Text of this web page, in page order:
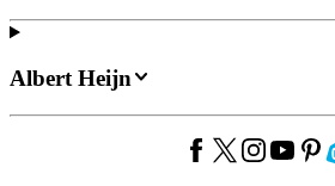
Albert Heijn